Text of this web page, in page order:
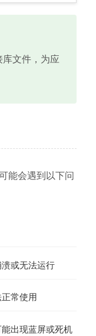
库文件，为应
能会遇到以下问
溃或无法运行
常使用
能出现蓝屏或死机